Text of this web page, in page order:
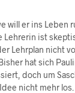
will er ins Leben
Lehrerin ist
Lehrplan nicht
hat sich
doch um
nicht mehr los.